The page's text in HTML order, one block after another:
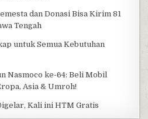
dan Donasi Bisa Kirim 81
Tengah
untuk Semua Kebutuhan
Nasmoco ke-64: Beli Mobil
Asia & Umroh!
Kali ini HTM Gratis